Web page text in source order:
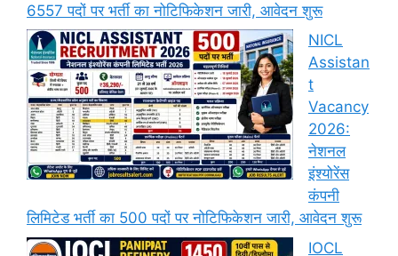
6557 पदों पर भर्ती का नोटिफिकेशन जारी, आवेदन शुरू
NICL
Assistan
t
Vacancy
2026:
नेशनल
इंश्योरेंस
कंपनी
लिमिटेड भर्ती का 500 पदों पर नोटिफिकेशन जारी, आवेदन शुरू
IOCL